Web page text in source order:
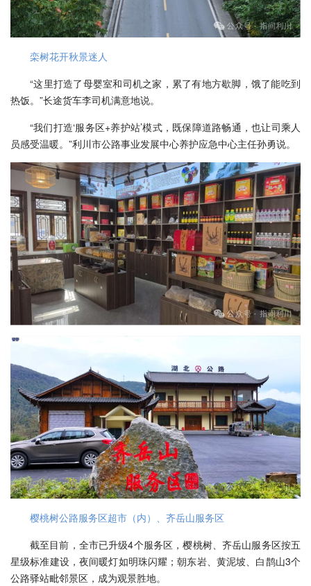
栾树花开秋景迷人
“这里打造了母婴室和司机之家，累了有地方歇脚，饿了能吃到
热饭。”长途货车李司机满意地说。
“我们打造‘服务区+养护站’模式，既保障道路畅通，也让司乘人
员感受温暖。”利川市公路事业发展中心养护应急中心主任孙勇说。
樱桃树公路服务区超市（内）、齐岳山服务区
截至目前，全市已升级4个服务区，樱桃树、齐岳山服务区按五
星级标准建设，夜间暖灯如明珠闪耀；朝东岩、黄泥坡、白鹊山3个
公路驿站毗邻景区，成为观景胜地。